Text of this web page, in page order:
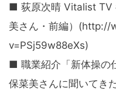
■ 荻原次晴 Vitalist TV
美さん・前編）
v=PSj59w88eXs)
■ 職業紹介「新体操の
保菜美さんに聞いてき